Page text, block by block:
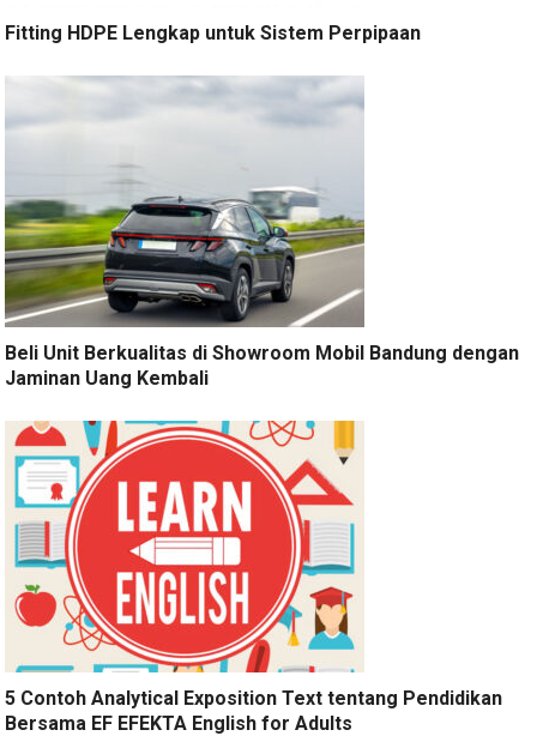
Fitting HDPE Lengkap untuk Sistem Perpipaan
Beli Unit Berkualitas di Showroom Mobil Bandung dengan
Jaminan Uang Kembali
5 Contoh Analytical Exposition Text tentang Pendidikan
Bersama EF EFEKTA English for Adults